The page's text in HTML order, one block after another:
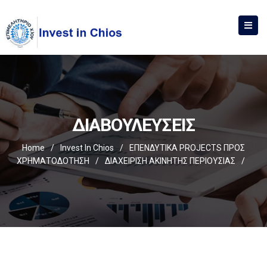
ΔΙΑΒΟΥΛΕΥΣΕΙΣ
Home / Invest In Chios /
ΕΠΕΝΔΥΤΙΚΑ PROJECTS ΠΡΟΣ
ΧΡΗΜΑΤΟΔΟΤΗΣΗ
/ ΔΙΑΧΕΙΡΙΣΗ ΑΚΙΝΗΤΗΣ ΠΕΡΙΟΥΣΙΑΣ /